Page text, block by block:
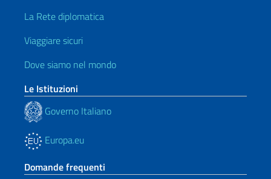
La Rete diplomatica
Viaggiare sicuri
Dove siamo nel mondo
Le Istituzioni
Governo Italiano
Europa.eu
Domande frequenti